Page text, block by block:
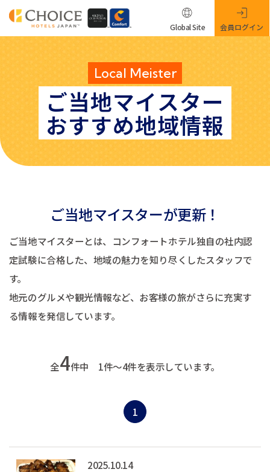
Local Meister
ご当地マイスター
おすすめ地域情報
Global Site 会員ログイン
ご当地マイスターが更新！
ご当地マイスターとは、コンフォートホテル独自の社内認
定試験に合格した、地域の魅力を知り尽くしたスタッフで
す。
地元のグルメや観光情報など、お客様の旅がさらに充実す
る情報を発信しています。
全4件中 1件～4件を表示しています。
1
2025.10.14